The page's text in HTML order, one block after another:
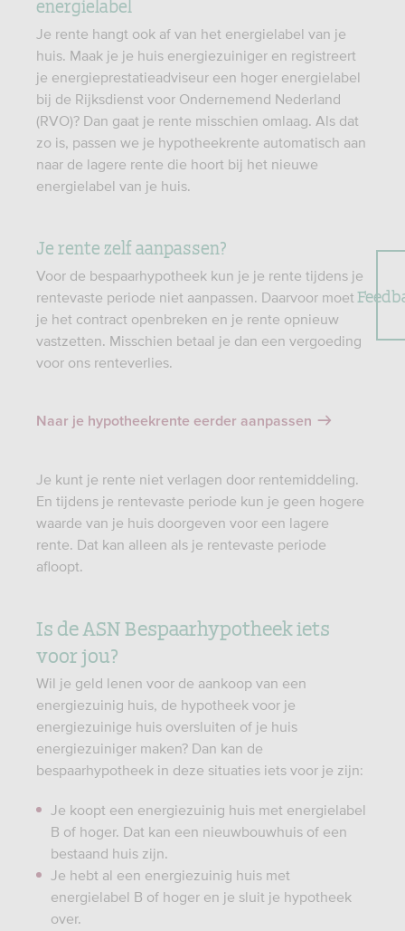
Je rente hangt ook af van het energielabel van je
huis. Maak je je huis energiezuiniger en registreert
je energieprestatieadviseur een hoger energielabel
bij de Rijksdienst voor Ondernemend Nederland
(RVO)? Dan gaat je rente misschien omlaag. Als dat
zo is, passen we je hypotheekrente automatisch aan
naar de lagere rente die hoort bij het nieuwe
energielabel van je huis.
Je rente zelf aanpassen?
Voor de bespaarhypotheek kun je je rente tijdens je
rentevaste periode niet aanpassen. Daarvoor moet
je het contract openbreken en je rente opnieuw
vastzetten. Misschien betaal je dan een vergoeding
voor ons renteverlies.
Naar je hypotheekrente eerder aanpassen
Je kunt je rente niet verlagen door rentemiddeling.
En tijdens je rentevaste periode kun je geen hogere
waarde van je huis doorgeven voor een lagere
rente. Dat kan alleen als je rentevaste periode
afloopt.
Is de ASN Bespaarhypotheek iets
voor jou?
Wil je geld lenen voor de aankoop van een
energiezuinig huis, de hypotheek voor je
energiezuinige huis oversluiten of je huis
energiezuiniger maken? Dan kan de
bespaarhypotheek in deze situaties iets voor je zijn:
Je koopt een energiezuinig huis met energielabel
B of hoger. Dat kan een nieuwbouwhuis of een
bestaand huis zijn.
Je hebt al een energiezuinig huis met
energielabel B of hoger en je sluit je hypotheek
over.